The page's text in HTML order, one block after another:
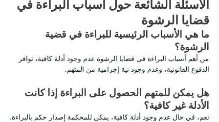
الأسئلة الشائعة حول أسباب البراءة في
قضايا الرشوة
ما هي الأسباب الرئيسية للبراءة في قضية
الرشوة؟
من أهم أسباب البراءة في قضايا الرشوة عدم وجود أدلة كافية، توافر
الدفوع القانونية، وعدم وجود نية إجرامية من المتهم.
هل يمكن للمتهم الحصول على البراءة إذا كانت
الأدلة غير كافية؟
نعم، في حال عدم وجود أدلة كافية، يمكن للمحكمة إصدار حكم بالبراءة.